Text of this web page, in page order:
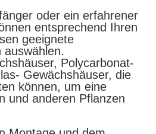
oder ein erfahrener
entsprechend Ihren
geeignete
auswählen.
Polycarbonat-
Gewächshäuser, die
können, um eine
und anderen Pflanzen